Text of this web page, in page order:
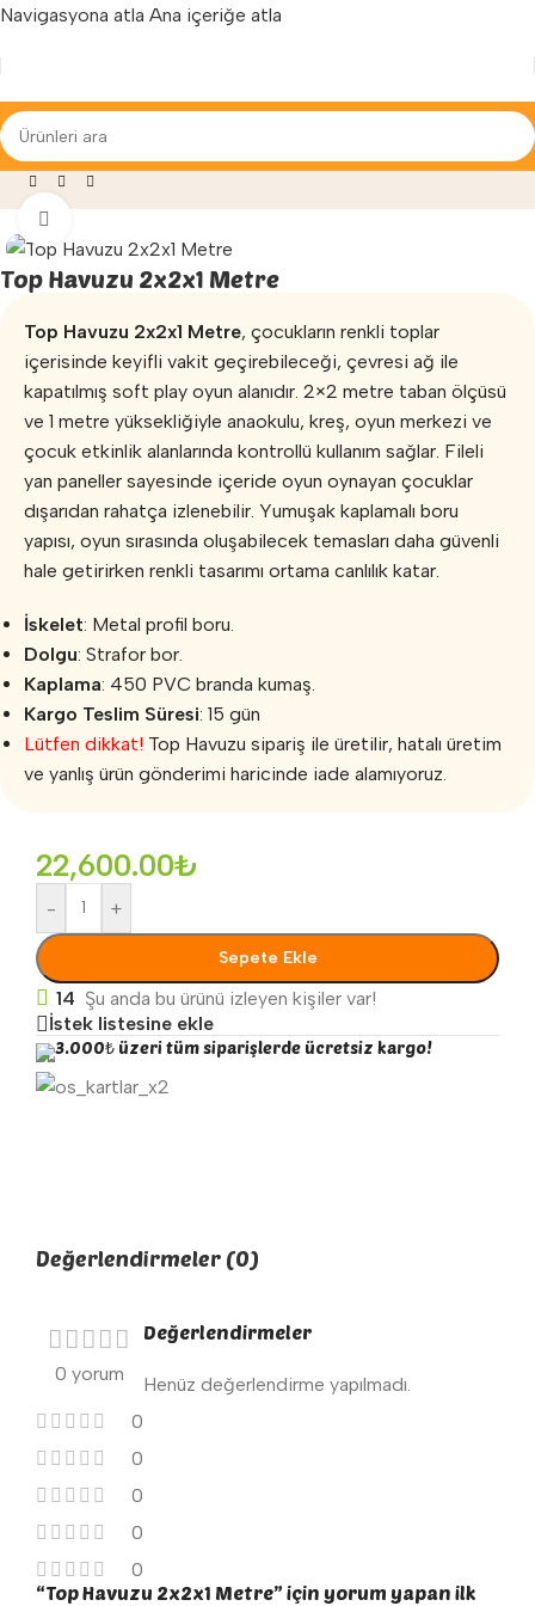
Navigasyona atla Ana içeriğe atla
»Oyun Parkları
Top Havuzu 2x2x1 Metre
Top Havuzu 2x2x1 Metre, çocukların renkli toplar
içerisinde keyifli vakit geçirebileceği, çevresi ağ ile
kapatılmış soft play oyun alanıdır. 2×2 metre taban ölçüsü
ve 1 metre yüksekliğiyle anaokulu, kreş, oyun merkezi ve
çocuk etkinlik alanlarında kontrollü kullanım sağlar. Fileli
yan paneller sayesinde içeride oyun oynayan çocuklar
dışarıdan rahatça izlenebilir. Yumuşak kaplamalı boru
yapısı, oyun sırasında oluşabilecek temasları daha güvenli
hale getirirken renkli tasarımı ortama canlılık katar.
İskelet: Metal profil boru.
Dolgu: Strafor bor.
Kaplama: 450 PVC branda kumaş.
Kargo Teslim Süresi: 15 gün
Lütfen dikkat! Top Havuzu sipariş ile üretilir, hatalı üretim
ve yanlış ürün gönderimi haricinde iade alamıyoruz.
22,600.00₺
- +
Sepete Ekle
14 Şu anda bu ürünü izleyen kişiler var!
İstek listesine ekle
3.000₺ üzeri tüm siparişlerde ücretsiz kargo!
Değerlendirmeler (0)
0 yorum
0
0
0
0
0
Değerlendirmeler
Henüz değerlendirme yapılmadı.
“Top Havuzu 2x2x1 Metre” için yorum yapan ilk